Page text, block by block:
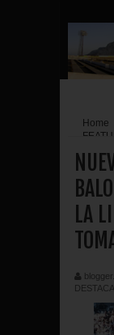
Home
LINEA
LA